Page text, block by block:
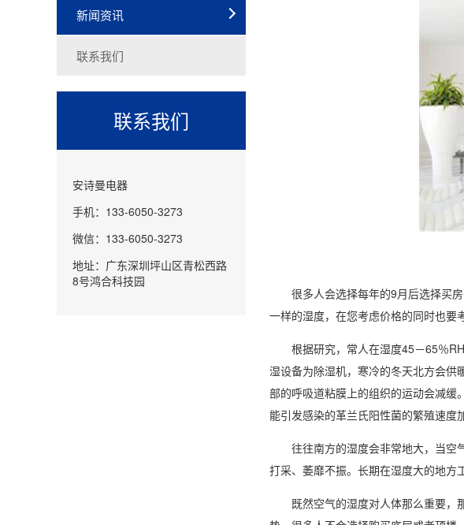
新闻资讯
联系我们
联系我们
安诗曼电器
手机：133-6050-3273
微信：133-6050-3273
地址：广东深圳坪山区青松西路
8号鸿合科技园
很多人会选择每年的9月后选择买房
一样的湿度，在您考虑价格的同时也要
根据研究，常人在湿度45－65％RH
湿设备为除湿机，寒冷的冬天北方会供
部的呼吸道粘膜上的组织的运动会减缓
能引发感染的革兰氏阳性菌的繁殖速
往往南方的湿度会非常地大，当空
打采、萎靡不振。长期在湿度大的地方
既然空气的湿度对人体那么重要，